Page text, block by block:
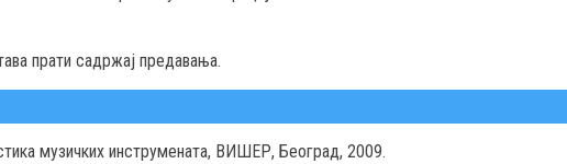
прати садржај предавања.
музичких инструмената, ВИШЕР, Београд, 2009.